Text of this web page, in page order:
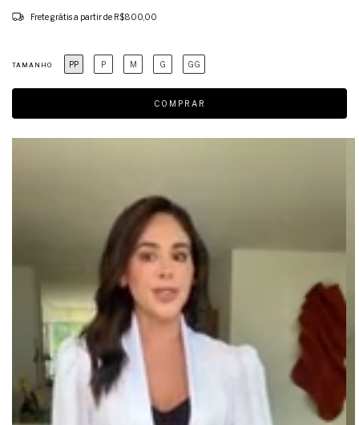
Frete grátisa partir de R$800,00
TAMANHO PP P M G GG